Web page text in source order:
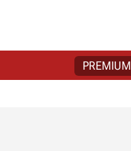
PREMIUM